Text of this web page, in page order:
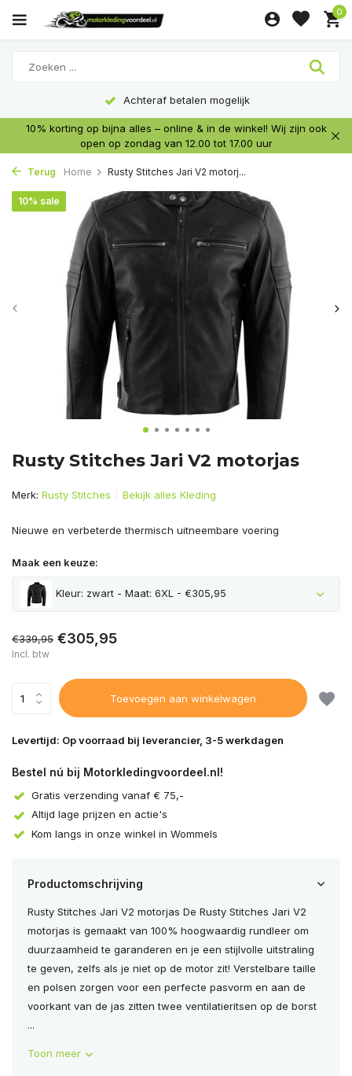
0
Achteraf betalen mogelijk
10% korting op bijna alles – online & in de winkel! Wij zijn ook
open op zondag van 12.00 tot 17.00 uur
Terug Home Rusty Stitches Jari V2 motorj...
Rusty Stitches Jari V2 motorjas
10% sale
Merk: Rusty Stitches Bekijk alles Kleding
Nieuwe en verbeterde thermisch uitneembare voering
Maak een keuze:
Kleur: zwart - Maat: 6XL - €305,95
€339,95 €305,95
Incl. btw
Toevoegen aan winkelwagen
Levertijd: Op voorraad bij leverancier, 3-5 werkdagen
Bestel nú bij Motorkledingvoordeel.nl!
Gratis verzending vanaf € 75,-
Altijd lage prijzen en actie's
Kom langs in onze winkel in Wommels
Productomschrijving
Rusty Stitches Jari V2 motorjas De Rusty Stitches Jari V2
motorjas is gemaakt van 100% hoogwaardig rundleer om
duurzaamheid te garanderen en je een stijlvolle uitstraling
te geven, zelfs als je niet op de motor zit! Verstelbare taille
en polsen zorgen voor een perfecte pasvorm en aan de
voorkant van de jas zitten twee ventilatieritsen op de borst
...
Toon meer